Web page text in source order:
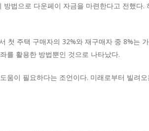
법으로 다운페이 자금을 마련한다고 전했다
첫 주택 구매자의 32%와 재구매자 중 8%는
를 활용한 방법뿐인 것으로 나타났다.
움이 필요하다는 조언이다. 미래로부터 빌려